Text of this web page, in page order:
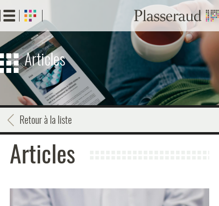
au
contenu
principal
Articles
Retour à la liste
Articles